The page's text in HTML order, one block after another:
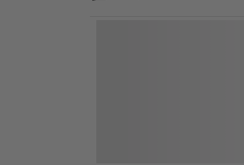
Gutschein-Code
QR-Code auf dem
Alle Erlebnisse
Veranstalter
Ticket für ein